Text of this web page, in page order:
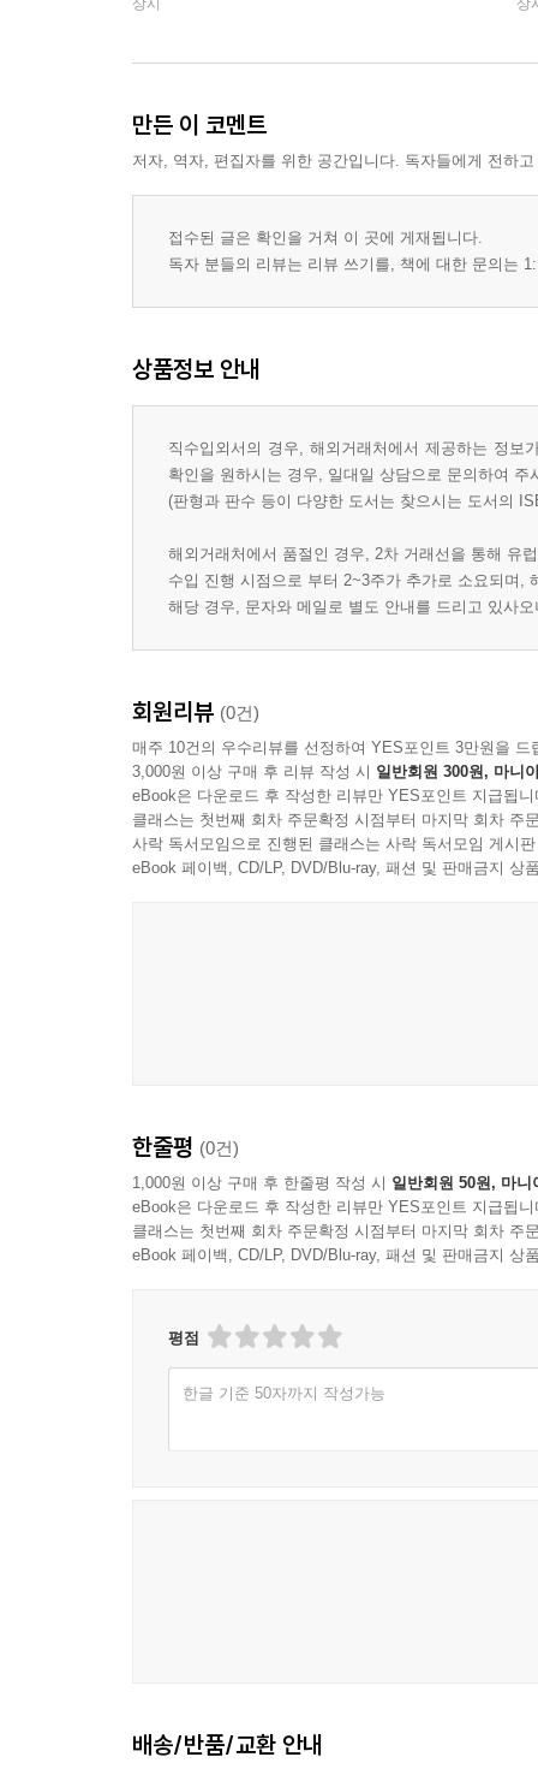
상시 상
만든 이 코멘트
저자, 역자, 편집자를 위한 공간입니다. 독자들에게 전하
접수된 글은 확인을 거쳐 이 곳에 게재됩니다.
독자 분들의 리뷰는 리뷰 쓰기를, 책에 대한 문의는
상품정보 안내
직수입외서의 경우, 해외거래처에서 제공하는 정
확인을 원하시는 경우, 일대일 상담으로 문의하여 주
(판형과 판수 등이 다양한 도서는 찾으시는 도서의
해외거래처에서 품절인 경우, 2차 거래선을 통해 유
수입 진행 시점으로 부터 2~3주가 추가로 소요되며,
해당 경우, 문자와 메일로 별도 안내를 드리고 있사
회원리뷰 (0건)
매주 10건의 우수리뷰를 선정하여 YES포인트 3만원을 드
3,000원 이상 구매 후 리뷰 작성 시 일반회원 300원, 마니
eBook은 다운로드 후 작성한 리뷰만 YES포인트 지급됩니
클래스는 첫번째 회차 주문확정 시점부터 마지막 회차 주
사락 독서모임으로 진행된 클래스는 사락 독서모임 게시
eBook 페이백, CD/LP, DVD/Blu-ray, 패션 및 판매금지 상
한줄평 (0건)
1,000원 이상 구매 후 한줄평 작성 시 일반회원 50원, 마니
eBook은 다운로드 후 작성한 리뷰만 YES포인트 지급됩니
클래스는 첫번째 회차 주문확정 시점부터 마지막 회차 주
eBook 페이백, CD/LP, DVD/Blu-ray, 패션 및 판매금지 상
평점
한글 기준 50자까지 작성가능
배송/반품/교환 안내